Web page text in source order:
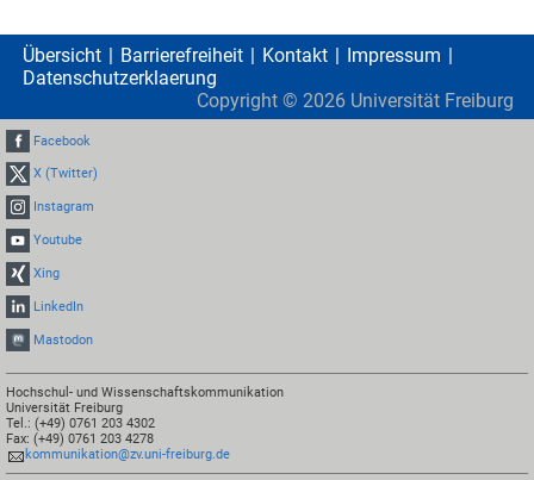
Übersicht Barrierefreiheit Kontakt
Impressum
Datenschutzerklaerung
Copyright © 2026 Universität Freiburg
Facebook
X (Twitter)
Instagram
Youtube
Xing
LinkedIn
Mastodon
Hochschul- und Wissenschaftskommunikation
Universität Freiburg
Tel.: (+49) 0761 203 4302
Fax: (+49) 0761 203 4278
kommunikation@zv.uni-freiburg.de